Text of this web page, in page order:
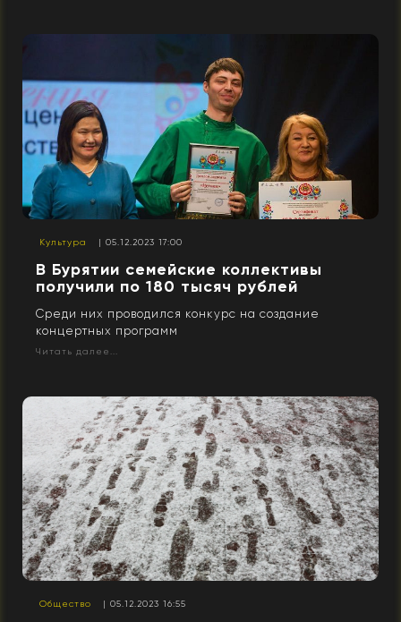
Культура | 05.12.2023 17:00
В Бурятии семейские коллективы
получили по 180 тысяч рублей
Среди них проводился конкурс на создание
концертных программ
Читать далее...
Общество | 05.12.2023 16:55